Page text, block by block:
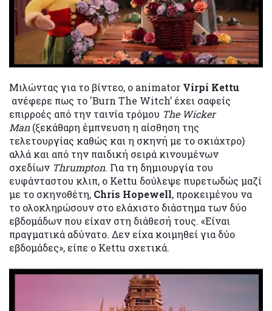
Μιλώντας για το βίντεο, ο animator Virpi Kettu
ανέφερε πως το 'Burn The Witch’ έχει σαφείς
επιρροές από την ταινία τρόμου The Wicker
Man(ξεκάθαρη έμπνευση η αίσθηση της
τελετουργίας καθώς και η σκηνή με το σκιάχτρο)
αλλά και από την παιδική σειρά κινουμένων
σχεδίων Thrumpton. Για τη δημιουργία του
ευφάνταστου κλιπ, ο Kettu δούλεψε πυρετωδώς μαζί
με το σκηνοθέτη, Chris Hopewell, προκειμένου να
το ολοκληρώσουν στο ελάχιστο διάστημα των δύο
εβδομάδων που είχαν στη διάθεσή τους. «Είναι
πραγματικά αδύνατο. Δεν είχα κοιμηθεί για δύο
εβδομάδες», είπε ο Kettu σχετικά.